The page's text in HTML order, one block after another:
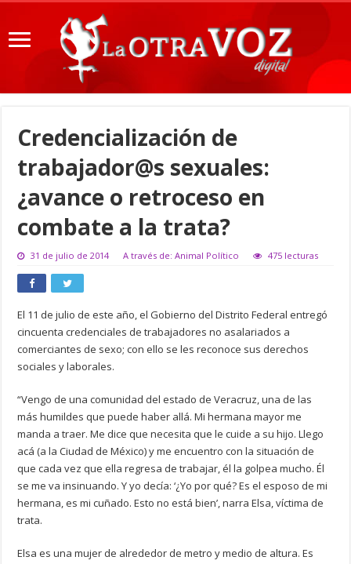
Credencialización de
trabajador@s sexuales:
¿avance o retroceso en
combate a la trata?
31 de julio de 2014 A través de: Animal Político 475 lecturas
El 11 de julio de este año, el Gobierno del Distrito Federal entregó
cincuenta credenciales de trabajadores no asalariados a
comerciantes de sexo; con ello se les reconoce sus derechos
sociales y laborales.
“Vengo de una comunidad del estado de Veracruz, una de las
más humildes que puede haber allá. Mi hermana mayor me
manda a traer. Me dice que necesita que le cuide a su hijo. Llego
acá (a la Ciudad de México) y me encuentro con la situación de
que cada vez que ella regresa de trabajar, él la golpea mucho. Él
se me va insinuando. Y yo decía: ‘¿Yo por qué? Es el esposo de mi
hermana, es mi cuñado. Esto no está bien’, narra Elsa, víctima de
trata.
Elsa es una mujer de alrededor de metro y medio de altura. Es